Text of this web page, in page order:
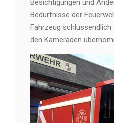
Besichtigungen und
Bedürfnisse der
Fahrzeug schlussendlich
den Kameraden